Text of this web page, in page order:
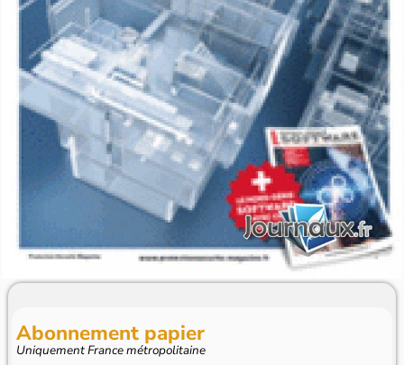
Abonnement papier
Uniquement France métropolitaine